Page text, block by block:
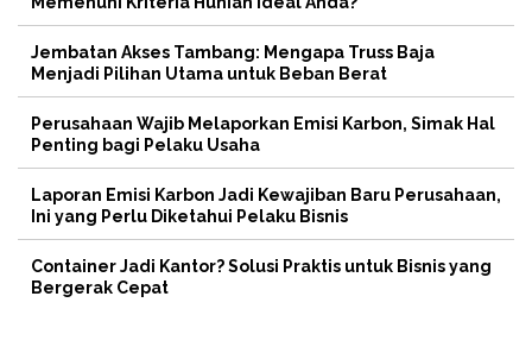
Jembatan Akses Tambang: Mengapa Truss Baja
Menjadi Pilihan Utama untuk Beban Berat
Perusahaan Wajib Melaporkan Emisi Karbon, Simak Hal
Penting bagi Pelaku Usaha
Laporan Emisi Karbon Jadi Kewajiban Baru Perusahaan,
Ini yang Perlu Diketahui Pelaku Bisnis
Container Jadi Kantor? Solusi Praktis untuk Bisnis yang
Bergerak Cepat